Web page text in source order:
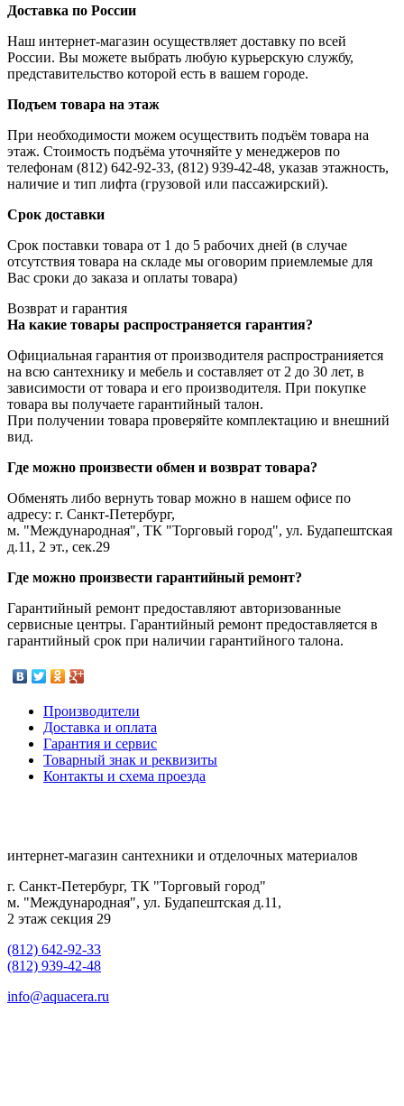
Доставка по России
Наш интернет-магазин осуществляет доставку по всей
России. Вы можете выбрать любую курьерскую службу,
представительство которой есть в вашем городе.
Подъем товара на этаж
При необходимости можем осуществить подъём товара на
этаж. Стоимость подъёма уточняйте у менеджеров по
телефонам (812) 642-92-33, (812) 939-42-48, указав этажность,
наличие и тип лифта (грузовой или пассажирский).
Срок доставки
Срок поставки товара от 1 до 5 рабочих дней (в случае
отсутствия товара на складе мы оговорим приемлемые для
Вас сроки до заказа и оплаты товара)
Возврат и гарантия
На какие товары распространяется гарантия?
Официальная гарантия от производителя распространияется
на всю сантехнику и мебель и составляет от 2 до 30 лет, в
зависимости от товара и его производителя. При покупке
товара вы получаете гарантийный талон.
При получении товара проверяйте комплектацию и внешний
вид.
Где можно произвести обмен и возврат товара?
Обменять либо вернуть товар можно в нашем офисе по
адресу: г. Санкт-Петербург,
м. "Международная", ТК "Торговый город", ул. Будапештская
д.11, 2 эт., сек.29
Где можно произвести гарантийный ремонт?
Гарантийный ремонт предоставляют авторизованные
сервисные центры. Гарантийный ремонт предоставляется в
гарантийный срок при наличии гарантийного талона.
Производители
Доставка и оплата
Гарантия и сервис
Товарный знак и реквизиты
Контакты и схема проезда
интернет-магазин сантехники и отделочных материалов
г. Санкт-Петербург, ТК "Торговый город"
м. "Международная", ул. Будапештская д.11,
2 этаж секция 29
(812) 642-92-33
(812) 939-42-48
info@aquacera.ru